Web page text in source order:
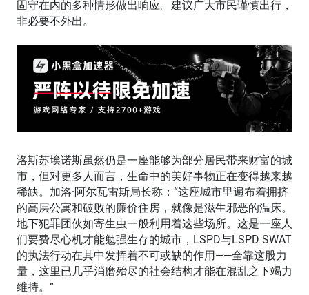
固守在内的多种情形做出响应。建议广大市民谨慎出行，
非必要不外出。
洛斯苏埃诺斯虽然仍是一座能够为部分居民带来财富的城
市，但对更多人而言，生命中的美好事物正在变得越来越
稀缺。加洛·阿尔瓦雷斯局长称：“这座城市里遍布着拥挤
的高层公寓和破败的廉价住房，就像是滋生邪恶的温床。
地下犯罪团伙如寄生虫一般利用着这些场所。这是一座人
们要费尽心机才能勉强生存的城市，LSPD与LSPD SWAT
的执法行动在其中发挥着不可或缺的作用——全靠这股力
量，这里已几乎消磨殆尽的社会结构才能在混乱之下竭力
维持。”